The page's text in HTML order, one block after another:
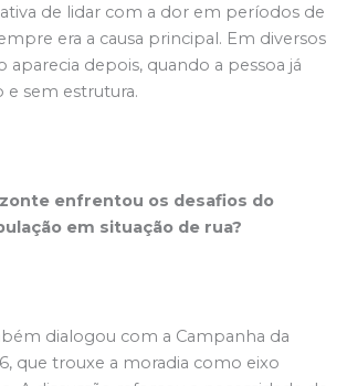
de lidar com a dor em períodos de
era a causa principal. Em diversos
aparecia depois, quando a pessoa já
e sem estrutura.
enfrentou os desafios do
em situação de rua?
dialogou com a Campanha da
que trouxe a moradia como eixo